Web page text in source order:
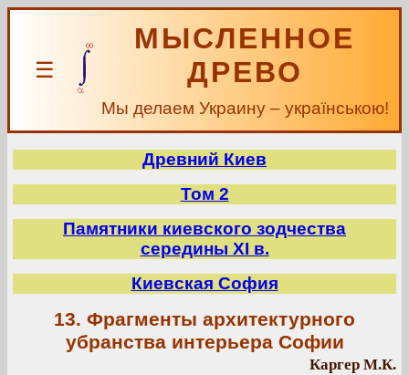
☰
МЫСЛЕННОЕ
ДРЕВО
Мы делаем Украину – українською!
Древний Киев
Том 2
Памятники киевского зодчества
середины XI в.
Киевская София
13. Фрагменты архитектурного
убранства интерьера Софии
Каргер М.К.